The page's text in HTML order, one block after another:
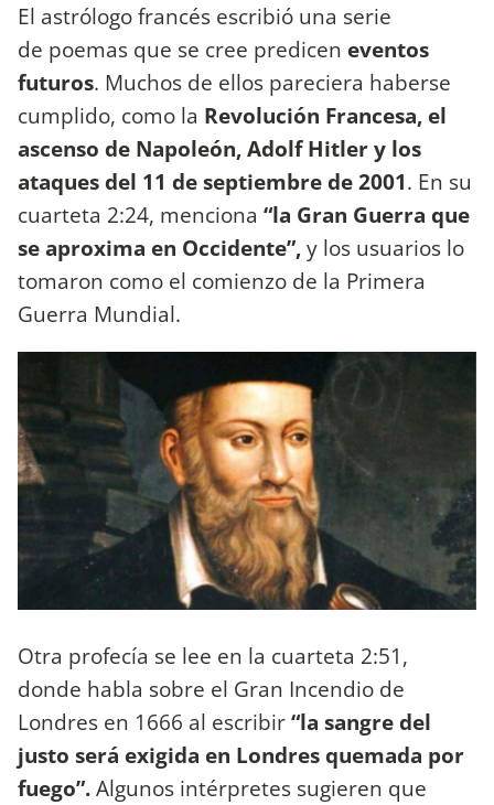
El astrólogo francés escribió una serie
de poemas que se cree predicen eventos
futuros. Muchos de ellos pareciera haberse
cumplido, como la Revolución Francesa, el
ascenso de Napoleón, Adolf Hitler y los
ataques del 11 de septiembre de 2001. En su
cuarteta 2:24, menciona “la Gran Guerra que
se aproxima en Occidente”,y los usuarios lo
tomaron como el comienzo de la Primera
Guerra Mundial.
Otra profecía se lee en la cuarteta 2:51,
donde habla sobre el Gran Incendio de
Londres en 1666 al escribir“la sangre del
justo será exigida en Londres quemada por
fuego”.Algunos intérpretes sugieren que